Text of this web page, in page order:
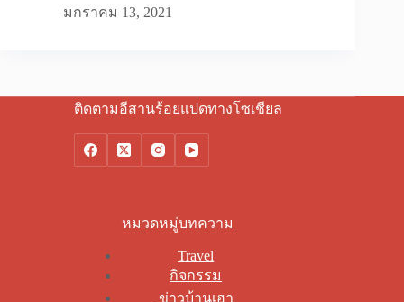
มกราคม 13, 2021
ติดตามอีสานร้อยแปดทางโซเชียล
หมวดหมู่บทความ
Travel
กิจกรรม
ข่าวบ้านเฮา